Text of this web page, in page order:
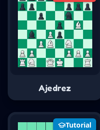
Ajedrez
Tutorial